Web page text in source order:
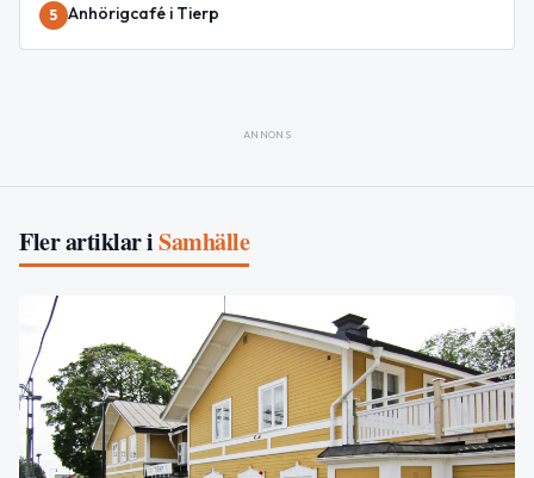
5 Anhörigcafé i Tierp
ANNONS
Fler artiklar iSamhälle